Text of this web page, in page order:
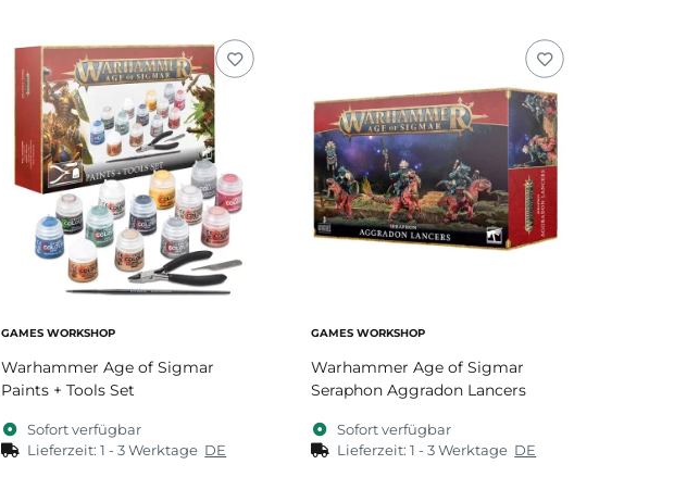
GAMES WORKSHOP
Warhammer Age of Sigmar
Paints + Tools Set
Sofort verfügbar
Lieferzeit:1 - 3 Werktage DE
GAMES WORKSHOP
Warhammer Age of Sigmar
Seraphon Aggradon Lancers
Sofort verfügbar
Lieferzeit:1 - 3 Werktage DE